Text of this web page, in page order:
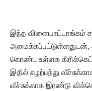
​இந்த விளையாட்டரங்கம்
அமைக்கப்பட்டுள்ளதுடன்,
கொண்ட உள்ளக
இதில் சுழற்பந்து
வீச்சுக்காக இரண்டு